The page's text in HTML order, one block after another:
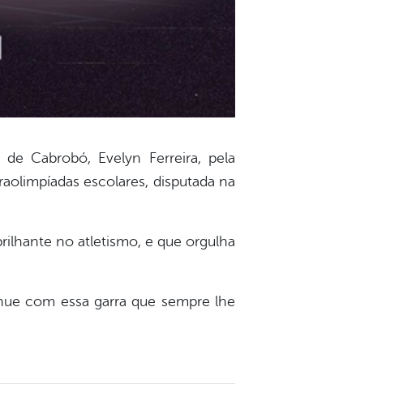
Cabrobó, Evelyn Ferreira, pela
escolares, disputada na
no atletismo, e que orgulha
com essa garra que sempre lhe